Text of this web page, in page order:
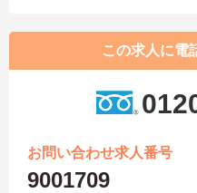
この求人に電
お問い合わせ求人番号
9001709